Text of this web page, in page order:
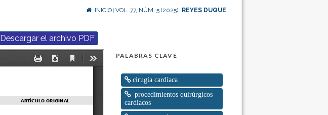
INICIO VOL. 77, NÚM. 5 (2025) REYES DUQUE
PALABRAS CLAVE
cirugía cardíaca
procedimientos quirúrgicos
cardíacos
Descargar el archivo PDF